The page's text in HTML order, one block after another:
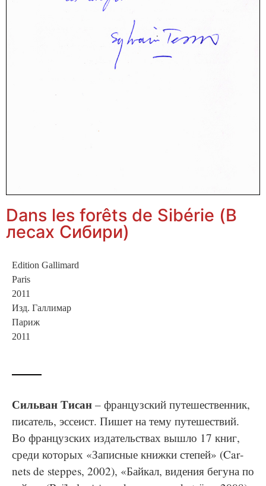
Dans les forêts de Sibérie (В
лесах Сибири)
Edi­tion Gal­li­mard
Paris
2011
Изд. Галлимар
Париж
2011
Сильван Тисан – французский путешественник,
писатель, эссеист. Пишет на тему путешествий.
Во французских издательствах вышло 17 книг,
среди которых «Записные книжки степей» (Car­
nets de steppes, 2002), «Байкал, видения бегуна по